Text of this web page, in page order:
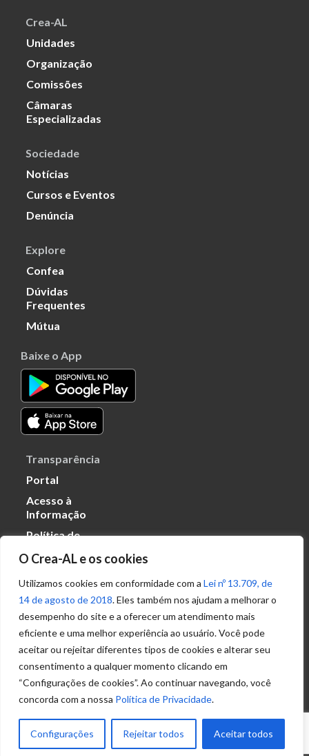
O Crea-AL e os cookies
Utilizamos cookies em conformidade com a Lei nº 13.709, de
14 de agosto de 2018. Eles também nos ajudam a melhorar o
desempenho do site e a oferecer um atendimento mais
eficiente e uma melhor experiência ao usuário. Você pode
aceitar ou rejeitar diferentes tipos de cookies e alterar seu
consentimento a qualquer momento clicando em
“Configurações de cookies”. Ao continuar navegando, você
concorda com a nossa Política de Privacidade.
Configurações Rejeitar todos Aceitar todos
Crea-AL
Unidades
Organização
Comissões
Câmaras
Especializadas
Sociedade
Notícias
Cursos e Eventos
Denúncia
Explore
Confea
Dúvidas
Frequentes
Mútua
Baixe o App
Transparência
Portal
Acesso à
Informação
Política de
Dados
Ouvidoria
(82) 2123 0864
ouvidoria@crea-al.org.br
Fale Conosco
(82) 2123 0866